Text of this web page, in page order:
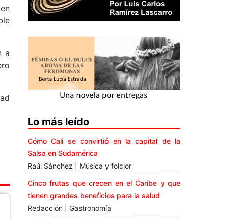
a
Lo más leído
Cómo Cali se convirtió en la capital de la
Salsa en Sudamérica
Raúl Sánchez | Música y folclor
Cinco frutas que crecen en el Caribe y que
tienen grandes beneficios para la salud
Redacción | Gastronomía